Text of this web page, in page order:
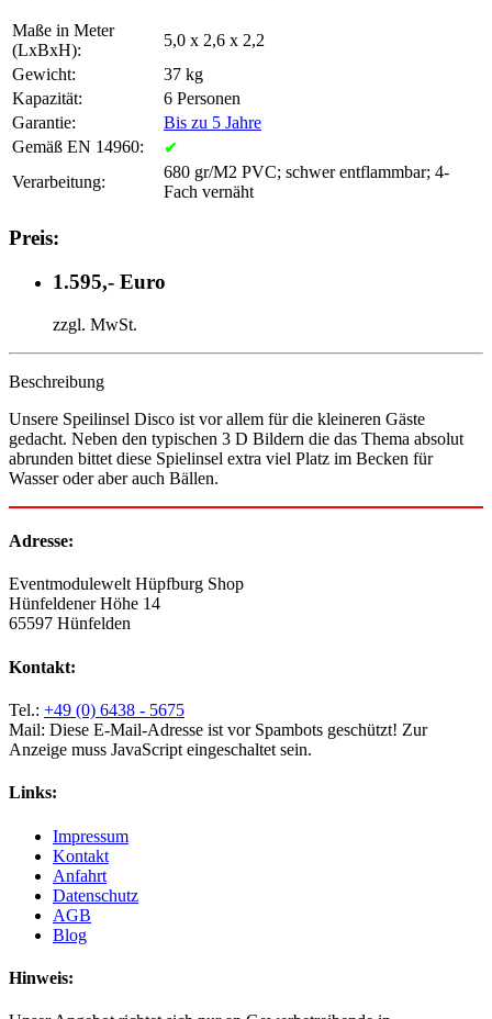
Maße in Meter
(LxBxH):
5,0 x 2,6 x 2,2
Gewicht:
37 kg
Kapazität:
6 Personen
Garantie:
Bis zu 5 Jahre
Gemäß EN 14960:
✔
Verarbeitung:
680 gr/M2 PVC; schwer entflammbar; 4-
Fach vernäht
Preis:
1.595,- Euro
zzgl. MwSt.
Beschreibung
Unsere Speilinsel Disco ist vor allem für die kleineren Gäste
gedacht. Neben den typischen 3 D Bildern die das Thema absolut
abrunden bittet diese Spielinsel extra viel Platz im Becken für
Wasser oder aber auch Bällen.
Adresse:
Eventmodulewelt Hüpfburg Shop
Hünfeldener Höhe 14
65597 Hünfelden
Kontakt:
Tel.: +49 (0) 6438 - 5675
Mail: Diese E-Mail-Adresse ist vor Spambots geschützt! Zur
Anzeige muss JavaScript eingeschaltet sein.
Links:
Impressum
Kontakt
Anfahrt
Datenschutz
AGB
Blog
Hinweis: